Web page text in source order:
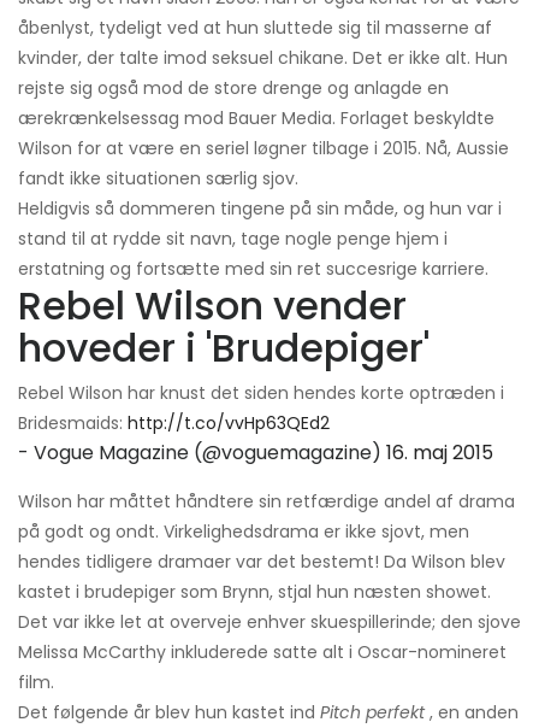
åbenlyst, tydeligt ved at hun sluttede sig til masserne af
kvinder, der talte imod seksuel chikane. Det er ikke alt. Hun
rejste sig også mod de store drenge og anlagde en
ærekrænkelsessag mod Bauer Media. Forlaget beskyldte
Wilson for at være en seriel løgner tilbage i 2015. Nå, Aussie
fandt ikke situationen særlig sjov.
Heldigvis så dommeren tingene på sin måde, og hun var i
stand til at rydde sit navn, tage nogle penge hjem i
erstatning og fortsætte med sin ret succesrige karriere.
Rebel Wilson vender
hoveder i 'Brudepiger'
Rebel Wilson har knust det siden hendes korte optræden i
Bridesmaids: http://t.co/vvHp63QEd2
- Vogue Magazine (@voguemagazine) 16. maj 2015
Wilson har måttet håndtere sin retfærdige andel af drama
på godt og ondt. Virkelighedsdrama er ikke sjovt, men
hendes tidligere dramaer var det bestemt! Da Wilson blev
kastet i brudepiger som Brynn, stjal hun næsten showet.
Det var ikke let at overveje enhver skuespillerinde; den sjove
Melissa McCarthy inkluderede satte alt i Oscar-nomineret
film.
Det følgende år blev hun kastet ind Pitch perfekt, en anden